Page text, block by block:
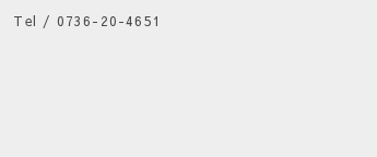
Tel / 0736-20-4651